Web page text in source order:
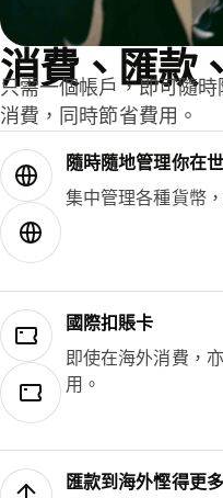
消費、匯款
只需一個帳戶，即可隨
消費，同時節省費用。
隨時隨地管理你在
集中管理各種貨幣
國際扣賬卡
即使在海外消費，
用。
匯款到海外慳得更多